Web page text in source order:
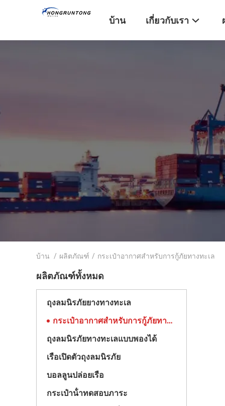
บ้าน เกี่ยวกับเรา
บ้าน / ผลิตภัณฑ์ / กระเป๋าอากาศสําหรับการกู้ภัยทางทะเล
ผลิตภัณฑ์ทั้งหมด
ถุงลมนิรภัยยางทางทะเล
กระเป๋าอากาศสําหรับการกู้ภัยทางทะเล
ถุงลมนิรภัยทางทะเลแบบพองได้
เรือเปิดตัวถุงลมนิรภัย
บอลลูนปล่อยเรือ
กระเป๋าน้ําทดสอบภาระ